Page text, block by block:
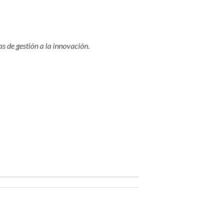
de gestión a la innovación.